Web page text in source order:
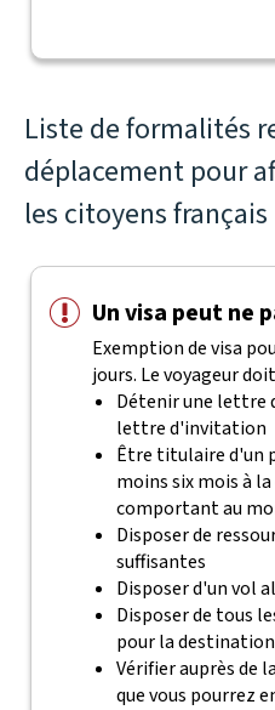
Liste de formalités
déplacement pour
les citoyens français
Un visa peut ne
Exemption de visa
jours. Le voyageur
Détenir une lettre
lettre d'invitation
Être titulaire d'un
moins six mois à
comportant au
Disposer de
suffisantes
Disposer d'un vol
Disposer de tous
pour la
Vérifier auprès de
que vous pourrez